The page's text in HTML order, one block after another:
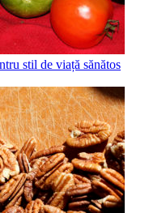
stil de viață sănătos